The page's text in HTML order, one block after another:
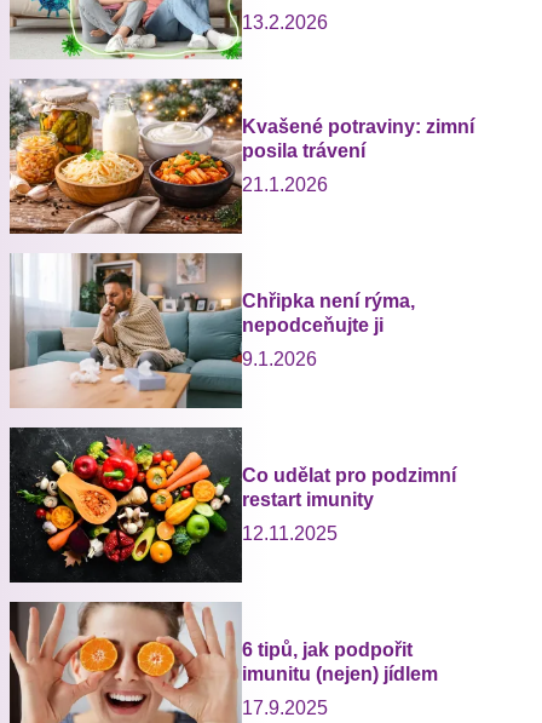
13.2.2026
Kvašené potraviny: zimní
posila trávení
21.1.2026
Chřipka není rýma,
nepodceňujte ji
9.1.2026
Co udělat pro podzimní
restart imunity
12.11.2025
6 tipů, jak podpořit
imunitu (nejen) jídlem
17.9.2025